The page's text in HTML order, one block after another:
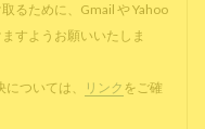
るために、Gmail や Yahoo
すようお願いいたしま
ついては、
リンク をご確